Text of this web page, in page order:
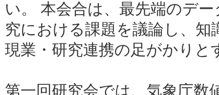
い。 本会合は、最先端のデ
究における課題を議論し、
現業・研究連携の足がかり
第一回研究会では、気象庁数